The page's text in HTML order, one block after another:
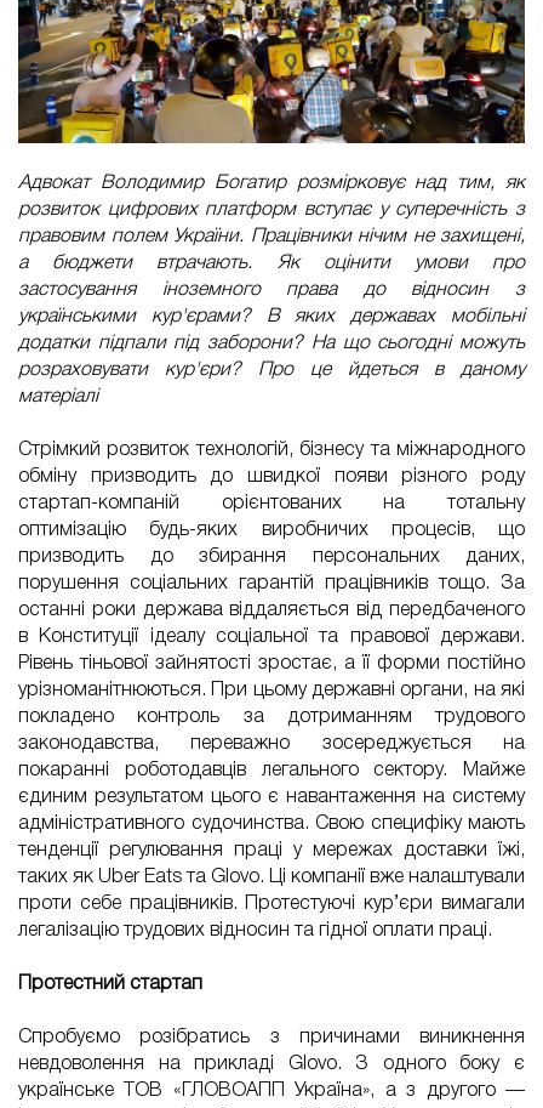
Адвокат Володимир Богатир розмірковує над тим, як
розвиток цифрових платформ вступає у суперечність з
правовим полем України. Працівники нічим не захищені,
а бюджети втрачають. Як оцінити умови про
застосування іноземного права до відносин з
українськими кур'єрами? В яких державах мобільні
додатки підпали під заборони? На що сьогодні можуть
розраховувати кур'єри? Про це йдеться в даному
матеріалі
Стрімкий розвиток технологій, бізнесу та міжнародного
обміну призводить до швидкої появи різного роду
стартап-компаній орієнтованих на тотальну
оптимізацію будь-яких виробничих процесів, що
призводить до збирання персональних даних,
порушення соціальних гарантій працівників тощо. За
останні роки держава віддаляється від передбаченого
в Конституції ідеалу соціальної та правової держави.
Рівень тіньової зайнятості зростає, а її форми постійно
урізноманітнюються. При цьому державні органи, на які
покладено контроль за дотриманням трудового
законодавства, переважно зосереджується на
покаранні роботодавців легального сектору. Майже
єдиним результатом цього є навантаження на систему
адміністративного судочинства. Свою специфіку мають
тенденції регулювання праці у мережах доставки їжі,
таких як Uber Eats та Glovo. Ці компанії вже налаштували
проти себе працівників. Протестуючі кур’єри вимагали
легалізацію трудових відносин та гідної оплати праці.
Протестний стартап
Спробуємо розібратись з причинами виникнення
невдоволення на прикладі Glovo. З одного боку є
українське ТОВ «ГЛОВОАПП Україна», а з другого —